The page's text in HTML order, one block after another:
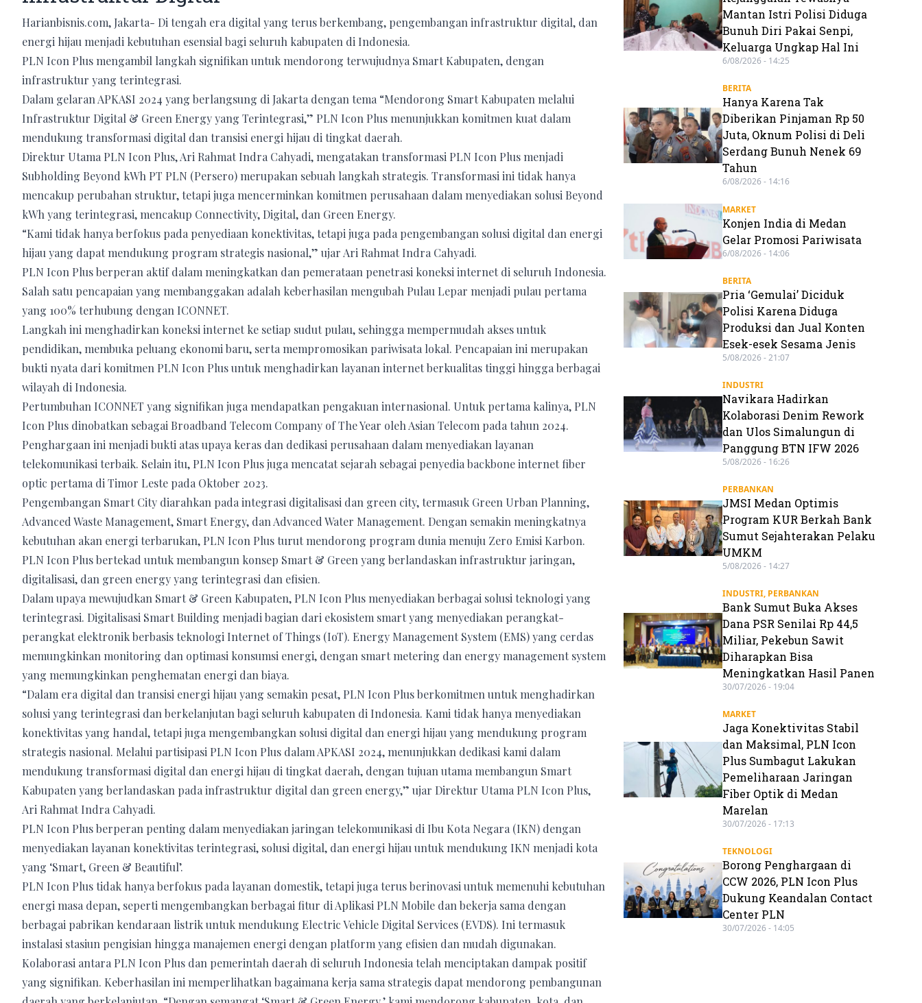
Harianbisnis.com, Jakarta- Di tengah era digital yang terus berkembang, pengembangan infrastruktur digital, dan
energi hijau menjadi kebutuhan esensial bagi seluruh kabupaten di Indonesia.
PLN Icon Plus mengambil langkah signifikan untuk mendorong terwujudnya Smart Kabupaten, dengan
infrastruktur yang terintegrasi.
Dalam gelaran APKASI 2024 yang berlangsung di Jakarta dengan tema “Mendorong Smart Kabupaten melalui
Infrastruktur Digital & Green Energy yang Terintegrasi,” PLN Icon Plus menunjukkan komitmen kuat dalam
mendukung transformasi digital dan transisi energi hijau di tingkat daerah.
Direktur Utama PLN Icon Plus, Ari Rahmat Indra Cahyadi, mengatakan transformasi PLN Icon Plus menjadi
Subholding Beyond kWh PT PLN (Persero) merupakan sebuah langkah strategis. Transformasi ini tidak hanya
mencakup perubahan struktur, tetapi juga mencerminkan komitmen perusahaan dalam menyediakan solusi Beyond
kWh yang terintegrasi, mencakup Connectivity, Digital, dan Green Energy.
“Kami tidak hanya berfokus pada penyediaan konektivitas, tetapi juga pada pengembangan solusi digital dan energi
hijau yang dapat mendukung program strategis nasional,” ujar Ari Rahmat Indra Cahyadi.
PLN Icon Plus berperan aktif dalam meningkatkan dan pemerataan penetrasi koneksi internet di seluruh Indonesia.
Salah satu pencapaian yang membanggakan adalah keberhasilan mengubah Pulau Lepar menjadi pulau pertama
yang 100% terhubung dengan ICONNET.
Langkah ini menghadirkan koneksi internet ke setiap sudut pulau, sehingga mempermudah akses untuk
pendidikan, membuka peluang ekonomi baru, serta mempromosikan pariwisata lokal. Pencapaian ini merupakan
bukti nyata dari komitmen PLN Icon Plus untuk menghadirkan layanan internet berkualitas tinggi hingga berbagai
wilayah di Indonesia.
Pertumbuhan ICONNET yang signifikan juga mendapatkan pengakuan internasional. Untuk pertama kalinya, PLN
Icon Plus dinobatkan sebagai Broadband Telecom Company of The Year oleh Asian Telecom pada tahun 2024.
Penghargaan ini menjadi bukti atas upaya keras dan dedikasi perusahaan dalam menyediakan layanan
telekomunikasi terbaik. Selain itu, PLN Icon Plus juga mencatat sejarah sebagai penyedia backbone internet fiber
optic pertama di Timor Leste pada Oktober 2023.
Pengembangan Smart City diarahkan pada integrasi digitalisasi dan green city, termasuk Green Urban Planning,
Advanced Waste Management, Smart Energy, dan Advanced Water Management. Dengan semakin meningkatnya
kebutuhan akan energi terbarukan, PLN Icon Plus turut mendorong program dunia menuju Zero Emisi Karbon.
PLN Icon Plus bertekad untuk membangun konsep Smart & Green yang berlandaskan infrastruktur jaringan,
digitalisasi, dan green energy yang terintegrasi dan efisien.
Dalam upaya mewujudkan Smart & Green Kabupaten, PLN Icon Plus menyediakan berbagai solusi teknologi yang
terintegrasi. Digitalisasi Smart Building menjadi bagian dari ekosistem smart yang menyediakan perangkat-
perangkat elektronik berbasis teknologi Internet of Things (IoT). Energy Management System (EMS) yang cerdas
memungkinkan monitoring dan optimasi konsumsi energi, dengan smart metering dan energy management system
yang memungkinkan penghematan energi dan biaya.
“Dalam era digital dan transisi energi hijau yang semakin pesat, PLN Icon Plus berkomitmen untuk menghadirkan
solusi yang terintegrasi dan berkelanjutan bagi seluruh kabupaten di Indonesia. Kami tidak hanya menyediakan
konektivitas yang handal, tetapi juga mengembangkan solusi digital dan energi hijau yang mendukung program
strategis nasional. Melalui partisipasi PLN Icon Plus dalam APKASI 2024, menunjukkan dedikasi kami dalam
mendukung transformasi digital dan energi hijau di tingkat daerah, dengan tujuan utama membangun Smart
Kabupaten yang berlandaskan pada infrastruktur digital dan green energy,” ujar Direktur Utama PLN Icon Plus,
Ari Rahmat Indra Cahyadi.
PLN Icon Plus berperan penting dalam menyediakan jaringan telekomunikasi di Ibu Kota Negara (IKN) dengan
menyediakan layanan konektivitas terintegrasi, solusi digital, dan energi hijau untuk mendukung IKN menjadi kota
yang ‘Smart, Green & Beautiful’.
PLN Icon Plus tidak hanya berfokus pada layanan domestik, tetapi juga terus berinovasi untuk memenuhi kebutuhan
energi masa depan, seperti mengembangkan berbagai fitur di Aplikasi PLN Mobile dan bekerja sama dengan
berbagai pabrikan kendaraan listrik untuk mendukung Electric Vehicle Digital Services (EVDS). Ini termasuk
instalasi stasiun pengisian hingga manajemen energi dengan platform yang efisien dan mudah digunakan.
Kolaborasi antara PLN Icon Plus dan pemerintah daerah di seluruh Indonesia telah menciptakan dampak positif
yang signifikan. Keberhasilan ini memperlihatkan bagaimana kerja sama strategis dapat mendorong pembangunan
Mantan Istri Polisi Diduga
Bunuh Diri Pakai Senpi,
Keluarga Ungkap Hal Ini
6/08/2026 - 14:25
BERITA
Hanya Karena Tak
Diberikan Pinjaman Rp 50
Juta, Oknum Polisi di Deli
Serdang Bunuh Nenek 69
Tahun
6/08/2026 - 14:16
MARKET
Konjen India di Medan
Gelar Promosi Pariwisata
6/08/2026 - 14:06
BERITA
Pria ‘Gemulai’ Diciduk
Polisi Karena Diduga
Produksi dan Jual Konten
Esek-esek Sesama Jenis
5/08/2026 - 21:07
INDUSTRI
Navikara Hadirkan
Kolaborasi Denim Rework
dan Ulos Simalungun di
Panggung BTN IFW 2026
5/08/2026 - 16:26
PERBANKAN
JMSI Medan Optimis
Program KUR Berkah Bank
Sumut Sejahterakan Pelaku
UMKM
5/08/2026 - 14:27
INDUSTRI, PERBANKAN
Bank Sumut Buka Akses
Dana PSR Senilai Rp 44,5
Miliar, Pekebun Sawit
Diharapkan Bisa
Meningkatkan Hasil Panen
30/07/2026 - 19:04
MARKET
Jaga Konektivitas Stabil
dan Maksimal, PLN Icon
Plus Sumbagut Lakukan
Pemeliharaan Jaringan
Fiber Optik di Medan
Marelan
30/07/2026 - 17:13
TEKNOLOGI
Borong Penghargaan di
CCW 2026, PLN Icon Plus
Dukung Keandalan Contact
Center PLN
30/07/2026 - 14:05